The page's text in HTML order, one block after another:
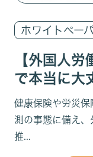
ホワイトペー
【外国人
で本当に大
クヘッジに
理由
健康保険や労災
測の事態に備え
推...